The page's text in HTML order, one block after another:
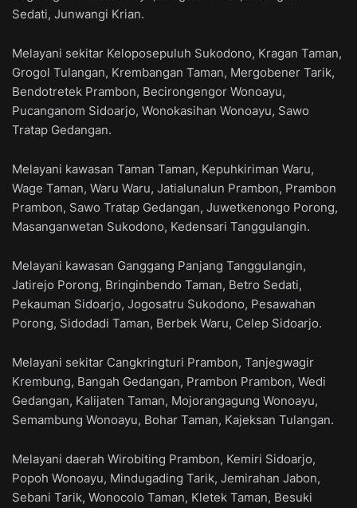
Sedati, Junwangi Krian.
Melayani sekitar Keloposepuluh Sukodono, Kragan Taman,
Grogol Tulangan, Krembangan Taman, Mergobener Tarik,
Bendotretek Prambon, Becirongengor Wonoayu,
Pucanganom Sidoarjo, Wonokasihan Wonoayu, Sawo
Tratap Gedangan.
Melayani kawasan Taman Taman, Kepuhkiriman Waru,
Wage Taman, Waru Waru, Jatialunalun Prambon, Prambon
Prambon, Sawo Tratap Gedangan, Juwetkenongo Porong,
Masanganwetan Sukodono, Kedensari Tanggulangin.
Melayani kawasan Ganggang Panjang Tanggulangin,
Jatirejo Porong, Bringinbendo Taman, Betro Sedati,
Pekauman Sidoarjo, Jogosatru Sukodono, Pesawahan
Porong, Sidodadi Taman, Berbek Waru, Celep Sidoarjo.
Melayani sekitar Cangkringturi Prambon, Tanjegwagir
Krembung, Bangah Gedangan, Prambon Prambon, Wedi
Gedangan, Kalijaten Taman, Mojorangagung Wonoayu,
Semambung Wonoayu, Bohar Taman, Kajeksan Tulangan.
Melayani daerah Wirobiting Prambon, Kemiri Sidoarjo,
Popoh Wonoayu, Mindugading Tarik, Jemirahan Jabon,
Sebani Tarik, Wonocolo Taman, Kletek Taman, Besuki